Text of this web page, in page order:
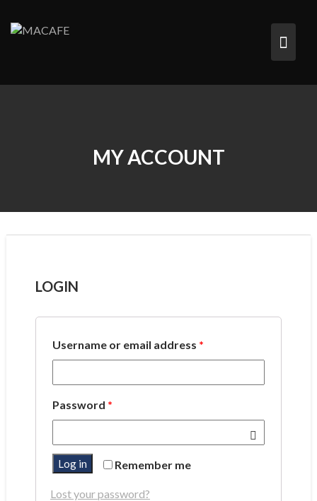
contenido
MY ACCOUNT
LOGIN
Username or email address *
Password *
Remember me
Log in
Lost your password?